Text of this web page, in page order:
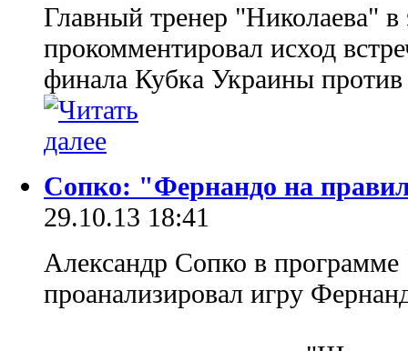
Главный тренер "Николаева"
прокомментировал исход
финала Кубка Украины
Сопко: "Фернандо на
29.10.13 18:41
Александр Сопко в
проанализировал игру